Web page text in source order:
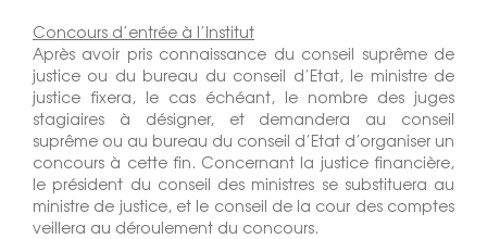
Concours d’entrée à l’Institut
Après avoir pris connaissance du conseil suprême de
justice ou du bureau du conseil d’Etat, le ministre de
justice fixera, le cas échéant, le nombre des juges
stagiaires à désigner, et demandera au conseil
suprême ou au bureau du conseil d’Etat d’organiser un
concours à cette fin. Concernant la justice financière,
le président du conseil des ministres se substituera au
ministre de justice, et le conseil de la cour des comptes
veillera au déroulement du concours.